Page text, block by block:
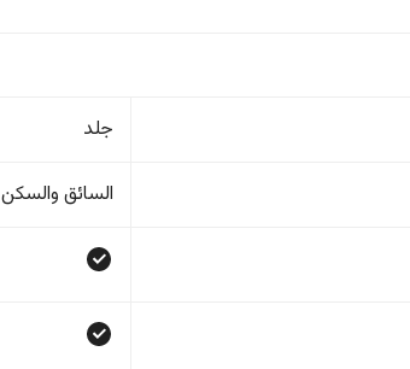
جلد
السائق والسکن